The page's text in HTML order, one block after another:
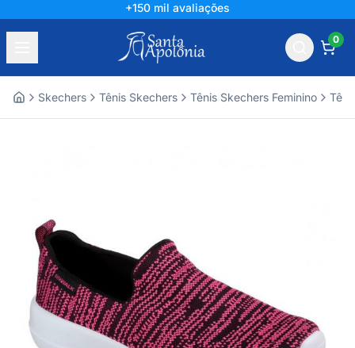
+150 mil avaliações
0
Skechers Tênis Skechers Tênis Skechers Feminino